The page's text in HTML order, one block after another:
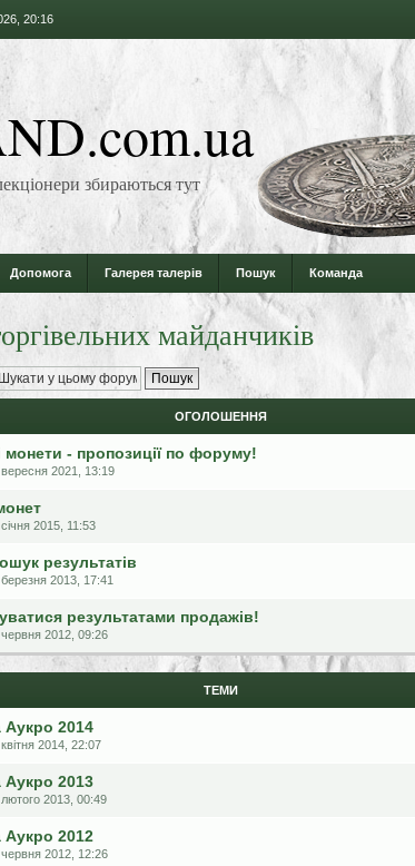
20:16
збираються тут
Допомога Галерея талерів Пошук Команда
майданчиків
ОГОЛОШЕННЯ
монети - пропозиції по форуму!
2021, 13:19
2015, 11:53
результатів
2013, 17:41
результатами продажів!
2012, 09:26
ТЕМИ
Аукро 2014
2014, 22:07
Аукро 2013
2013, 00:49
Аукро 2012
2012, 12:26